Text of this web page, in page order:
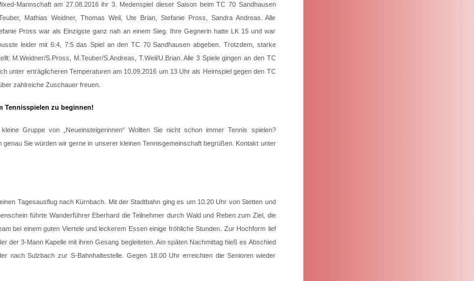
Mannschaft am 27.08.2016 ihr 3. Medenspiel dieser Saison beim TC 70 Sandhausen
Mathias Weidner, Thomas Weil, Ute Brian, Stefanie Pross, Sandra Andreas. Alle
Pross war als Einzigste ganz nah an einem Sieg. Ihre Gegnerin hatte LK 15 und war
leider mit 6:4, 7:5 das Spiel an den TC 70 Sandhausen abgeben. Trotzdem, starke
M.Weidner/S.Pross, M.Teuber/S.Andreas, T.Weil/U.Brian. Alle 3 Spiele gingen an den TC
unter erträglicheren Temperaturen am 10.09.2016 um 13 Uhr als Heimspiel gegen den TC
zahlreiche Zuschauer freuen.
Tennisspielen zu beginnen!
Gruppe von „Neueinsteigerinnen“ Wollten Sie nicht schon immer Tennis spielen?
Sie würden wir gerne in unserer kleinen Tennisgemeinschaft begrüßen. Kontakt unter
Tagesausflug nach Kürnbach. Mit der Stadtbahn ging es um 10.20 Uhr von Stetten und
führte Wanderführer Eberhard die Teilnehmer durch Wald und Reben zum Ziel, die
bei einem guten Viertele und leckerem Essen einige fröhliche Stunden. Zur Hochform lief
der 3-Mann Kapelle mit ihren Gesang begleiteten. Am späten Nachmittag hieß es Abschied
nach Sulzbach zur S-Bahnhaltestelle. Gegen 18.00 Uhr erreichten die Senioren wieder